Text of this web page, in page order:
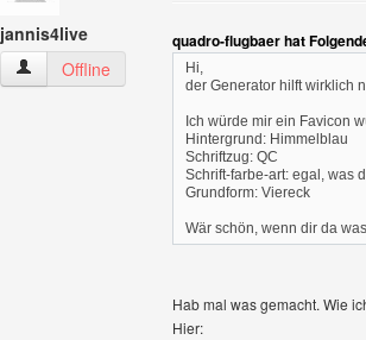
jannis4live
jannis4live Benutzer-Profile anzeigen
Offline
quadro-flugbaer hat
Hi,
der Generator hilft wirklich
Ich würde mir ein Favicon
Hintergrund: Himmelblau
Schriftzug: QC
Schrift-farbe-art: egal, was
Grundform: Viereck
Wär schön, wenn dir da
Hab mal was gemacht. Wie
Hier: